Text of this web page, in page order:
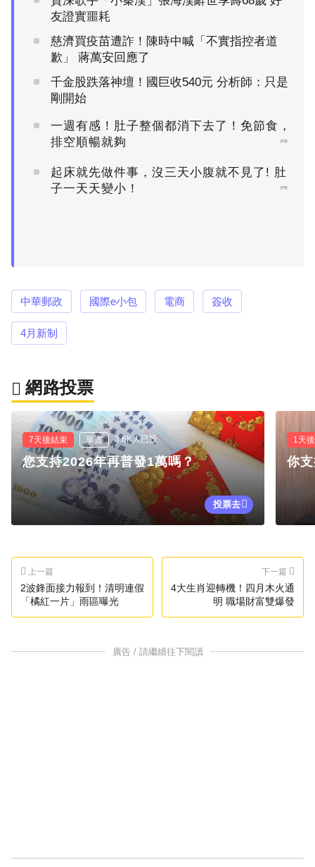
友證實噩耗
慈濟買疫苗遭詐！陳時中喊「不實指控者道
歉」 蔣萬安回應了
千金股跌落神壇！國巨收540元 分析師：只是
剛開始
一週有感！肚子整個都消下去了！免節食，
排空順暢就夠
PR
起床就先做件事，沒三天小腹就不見了! 肚
子一天天變小！
PR
中華郵政 國際e小包 電商 簽收
4月新制
網路投票
7天後結束 單選 3.6K人已投
您支持2026年再普發1萬嗎？
投票去
1天
你
上一篇
2波鋒面接力報到！清明連假
「橘紅一片」雨區曝光
下一篇
4大生肖迎轉機！四月木火通
明 職場財富雙爆發
廣告 / 請繼續往下閱讀